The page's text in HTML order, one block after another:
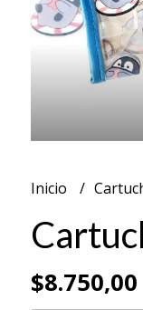
Inicio
$8.750,00